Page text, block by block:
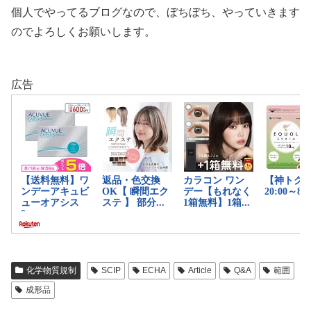
個人でやってるブログなので、ぼちぼち、やっていきます
のでよろしくお願いします。
広告
化学物質規制 SCIP ECHA Article Q&A
範囲
成形品